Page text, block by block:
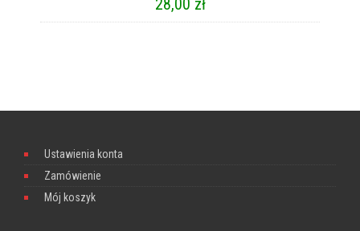
28,00 zł
Ustawienia konta
Zamówienie
Mój koszyk